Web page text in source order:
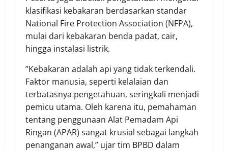
klasifikasi kebakaran berdasarkan standar
National Fire Protection Association (NFPA),
mulai dari kebakaran benda padat, cair,
hingga instalasi listrik.
​”Kebakaran adalah api yang tidak terkendali.
Faktor manusia, seperti kelalaian dan
terbatasnya pengetahuan, seringkali menjadi
pemicu utama. Oleh karena itu, pemahaman
tentang penggunaan Alat Pemadam Api
Ringan (APAR) sangat krusial sebagai langkah
penanganan awal,” ujar tim BPBD dalam